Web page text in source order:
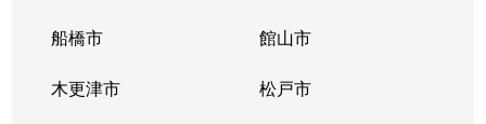
船橋市 館山市
木更津市 松戸市